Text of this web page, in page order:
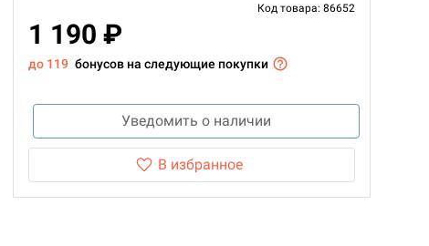
Код товара: 86652
1 190 ₽
до 119 бонусов на следующие покупки
Уведомить о наличии
В избранное